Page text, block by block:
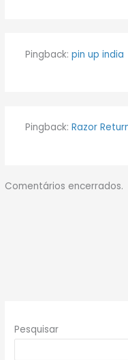
Pingback: pin up india
Pingback: Razor
Comentários encerrados.
Pesquisar